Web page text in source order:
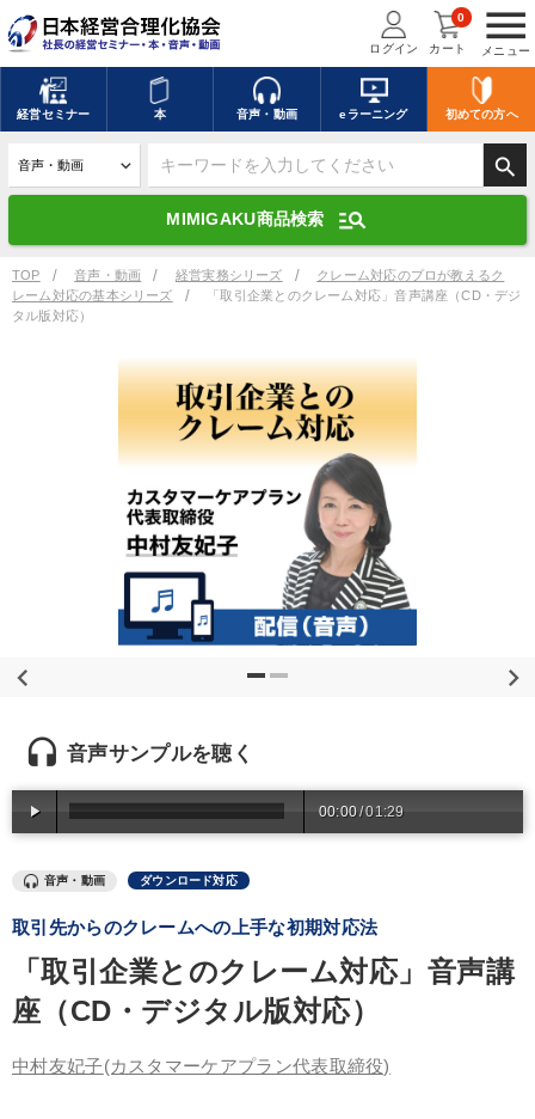
menu
メニュー
ログイン カート
0
経営セミナー 本 音声・動画 eラーニング 初めての方へ
search
MIMIGAKU商品検索 manage_search
キーワードを入力して探す
デジタル版対応のみ検索結果に表示する
search 上記の条件で検索
講演収録物を探す
全国経営者セミナー講演収録物（全1315タイトル）からお探しいただけ
優秀各社の智恵と戦略 事業家のロマンと経営
若手異才経営者の発想 専門家のアドバイス
リーダーの器量を学ぶ
数字・税務・決算書
全国経営者セミナー収録〈売れ筋・人気ランキング〉＆新刊・好
予測と株式投資」最新刊
音声と動画で学ぶ 組織・採用・スキル
歴史・古典に学ぶ実務講話
TOP 音声・動画 経営実務シリーズ
クレーム対応のプロが教えるク
レーム対応の基本シリーズ
「取引企業とのクレーム対応」音声講座（CD・デジ
タル版対応）
headset 音声サンプルを聴く
00:00/01:29
音声・動画 ダウンロード対応
取引先からのクレームへの上手な初期対応法
「取引企業とのクレーム対応」音声講
座（CD・デジタル版対応）
中村友妃子(カスタマーケアプラン代表取締役)